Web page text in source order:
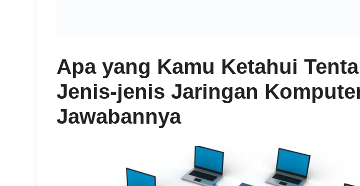
Apa yang Kamu Ketahui
Jenis-jenis Jaringan
Jawabannya